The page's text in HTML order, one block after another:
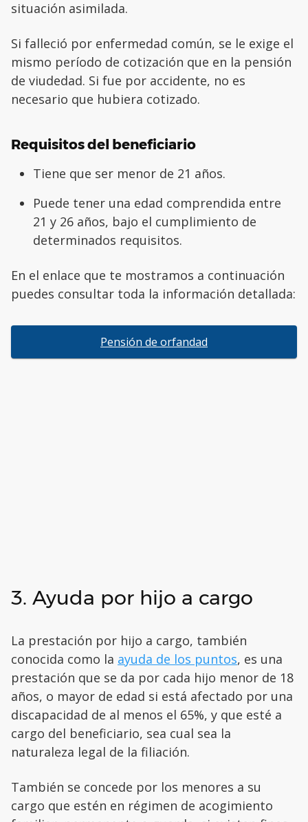
situación asimilada.
Si falleció por enfermedad común, se le exige el
mismo período de cotización que en la pensión
de viudedad. Si fue por accidente, no es
necesario que hubiera cotizado.
Requisitos del beneficiario
Tiene que ser menor de 21 años.
Puede tener una edad comprendida entre
21 y 26 años, bajo el cumplimiento de
determinados requisitos.
En el enlace que te mostramos a continuación
puedes consultar toda la información detallada:
Pensión de orfandad
3. Ayuda por hijo a cargo
La prestación por hijo a cargo, también
conocida como la ayuda de los puntos, es una
prestación que se da por cada hijo menor de 18
años, o mayor de edad si está afectado por una
discapacidad de al menos el 65%, y que esté a
cargo del beneficiario, sea cual sea la
naturaleza legal de la filiación.
También se concede por los menores a su
cargo que estén en régimen de acogimiento